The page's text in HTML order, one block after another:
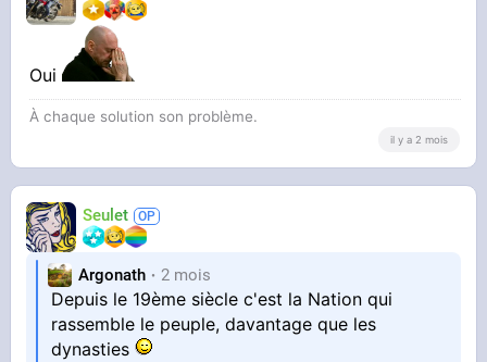
Oui
À chaque solution son problème.
il y a 2 mois
Seulet
Argonath 2 mois
Depuis le 19ème siècle c'est la Nation qui
rassemble le peuple, davantage que les
dynasties